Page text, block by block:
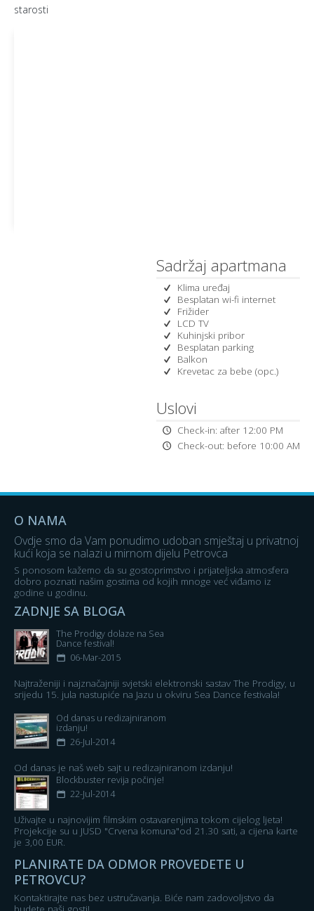
starosti
Sadržaj apartmana
Klima uređaj
Besplatan wi-fi internet
Frižider
LCD TV
Kuhinjski pribor
Besplatan parking
Balkon
Krevetac za bebe (opc.)
Uslovi
Check-in: after 12:00 PM
Check-out: before 10:00 AM
O NAMA
Ovdje smo da Vam ponudimo udoban smještaj u privatnoj
kući koja se nalazi u mirnom dijelu Petrovca
S ponosom kažemo da su gostoprimstvo i prijateljska atmosfera
dobro poznati našim gostima od kojih mnoge već viđamo iz
godine u godinu.
ZADNJE SA BLOGA
The Prodigy dolaze na Sea
Dance festival!
06-Mar-2015
Najtraženiji i najznačajniji svjetski elektronski sastav The Prodigy, u
srijedu 15. jula nastupiće na Jazu u okviru Sea Dance festivala!
Od danas u redizajniranom
izdanju!
26-Jul-2014
Od danas je naš web sajt u redizajniranom izdanju!
Blockbuster revija počinje!
22-Jul-2014
Uživajte u najnovijim filmskim ostavarenjima tokom cijelog ljeta!
Projekcije su u JUSD "Crvena komuna"od 21.30 sati, a cijena karte
je 3,00 EUR.
PLANIRATE DA ODMOR PROVEDETE U
PETROVCU?
Kontaktirajte nas bez ustručavanja. Biće nam zadovoljstvo da